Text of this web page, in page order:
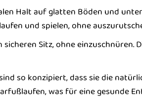
Halt auf glatten Böden und
und spielen, ohne
Sitz, ohne einzuschnüren.
so konzipiert, dass sie die
was für eine gesunde